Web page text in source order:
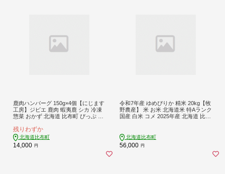
鹿肉ハンバーグ 150g×4個【にじます
工房】ジビエ 鹿肉 蝦夷鹿 シカ 冷凍
惣菜 おかず 北海道 比布町 ぴっぷ 10
残りわずか
北海道比布町
14,000 円
令和7年産 ゆめぴりか 精米 20kg【牧
野農産】 米 お米 北海道米 特Aランク
国産 白米 コメ 2025年産 北海道 比布
北海道比布町
56,000 円